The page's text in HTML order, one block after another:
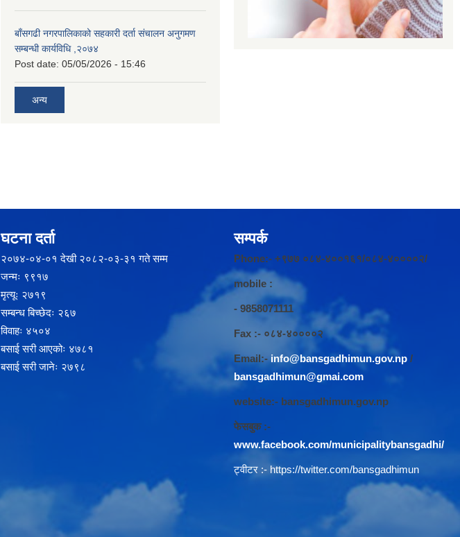
बाँसगढी नगरपालिकाको सहकारी दर्ता संचालन अनुगमण
सम्बन्धी कार्यविधि ,२०७४
Post date: 05/05/2026 - 15:46
अन्य
घटना दर्ता
२‍०७४-०४-०१ देखी २०८२-०३-३१ गते सम्म
जन्मः ९९१७
मृत्यूः २७१९
सम्बन्ध बिच्छेदः २६७
विवाहः ४५०४
बसाई सरी आएकोः ४७८१
बसाई सरी जानेः २७९८
सम्पर्क
Phone:- +९७७ ०८४-४००१६१/०८४-४००००२/
mobile :
- 9858071111
Fax :- ०८४-४००००२
Email:-info@bansgadhimun.gov.np /
bansgadhimun@gmai.com
website:- bansgadhimun.gov.np
फेसबुक :-
www.facebook.com/municipalitybansgadhi/
ट्वीटर :- https://twitter.com/bansgadhimun